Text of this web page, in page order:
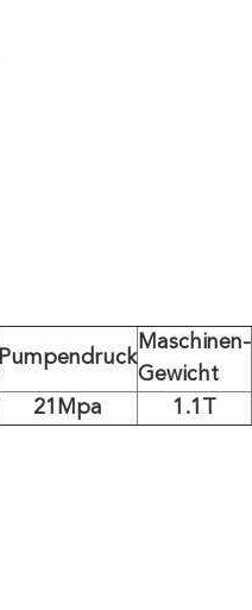
Pumpendruck
Maschinen-
Gewicht
21Mpa 1.1T